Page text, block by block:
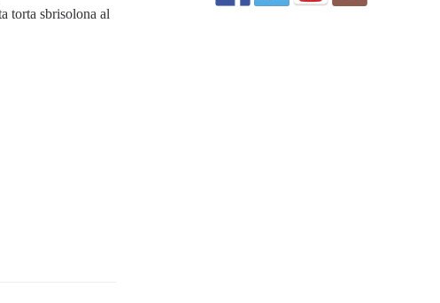
torta sbrisolona al